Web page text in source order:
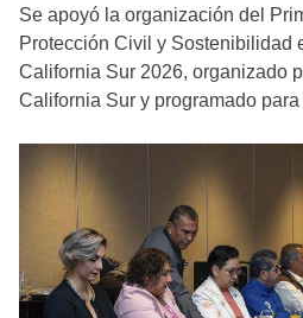
Se apoyó la organización del
Protección Civil y Sostenibilidad
California Sur 2026, organizado
California Sur y programado